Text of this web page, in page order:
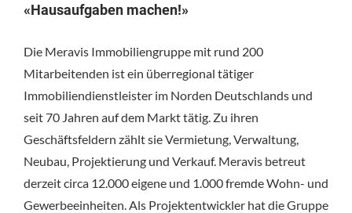
«Hausaufgaben machen!»
Die Meravis Immobiliengruppe mit rund 200
Mitarbeitenden ist ein überregional tätiger
Immobiliendienstleister im Norden Deutschlands und
seit 70 Jahren auf dem Markt tätig. Zu ihren
Geschäftsfeldern zählt sie Vermietung, Verwaltung,
Neubau, Projektierung und Verkauf. Meravis betreut
derzeit circa 12.000 eigene und 1.000 fremde Wohn- und
Gewerbeeinheiten. Als Projektentwickler hat die Gruppe